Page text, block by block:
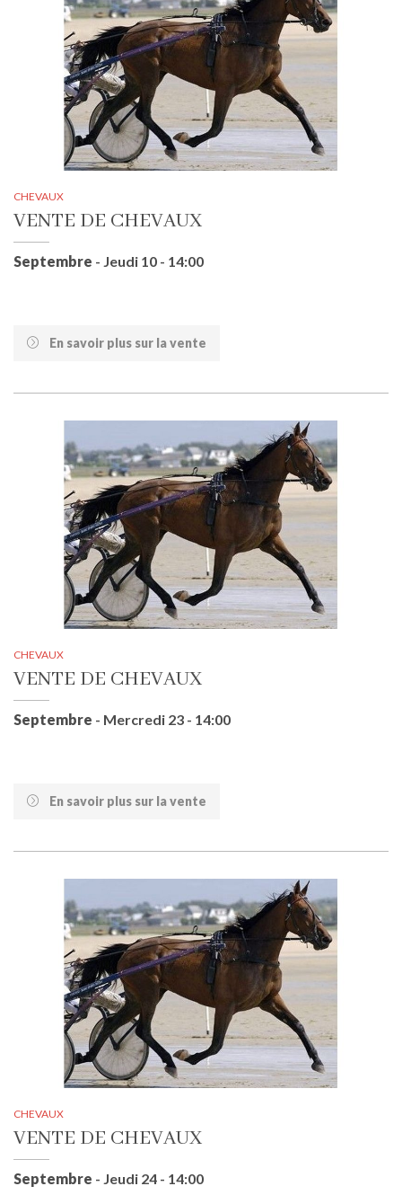
CHEVAUX
VENTE DE CHEVAUX
Septembre - Jeudi 10 - 14:00
En savoir plus sur la vente
CHEVAUX
VENTE DE CHEVAUX
Septembre - Mercredi 23 - 14:00
En savoir plus sur la vente
CHEVAUX
VENTE DE CHEVAUX
Septembre - Jeudi 24 - 14:00